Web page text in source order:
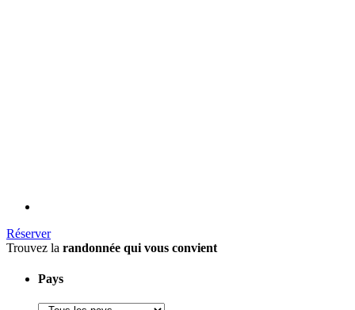
Réserver
Trouvez la randonnée qui vous convient
Pays